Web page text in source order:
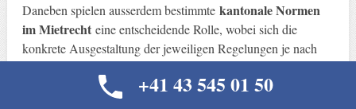
Daneben spielen ausserdem bestimmte kantonale Normen
im Mietrechteine entscheidende Rolle, wobei sich die
konkrete Ausgestaltung der jeweiligen Regelungen je nach
Sie interkantonal über diese besonderenkantonalen
+41 43 545 01 50